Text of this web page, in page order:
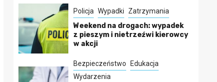
Policja Wypadki Zatrzymania
Weekend na drogach: wypadek
z pieszym i nietrzeźwi kierowcy
w akcji
Bezpieczeństwo
Edukacja
Wydarzenia